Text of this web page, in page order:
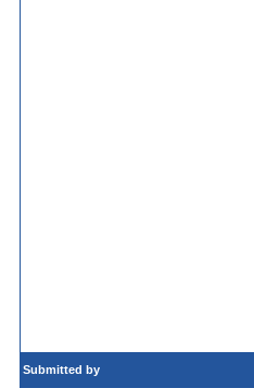
Submitted by